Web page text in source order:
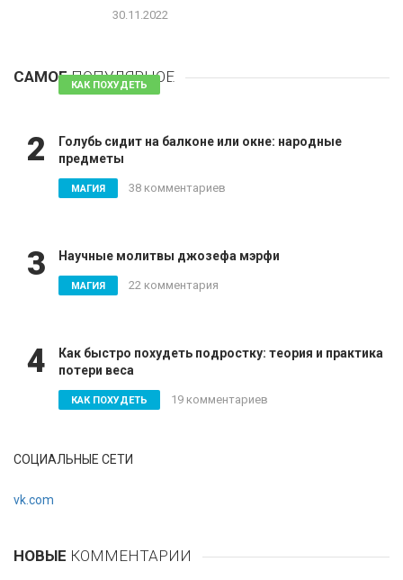
30.11.2022
САМОЕПОПУЛЯРНОЕ
КАК ПОХУДЕТЬ 81 комментарий
2
Голубь сидит на балконе или окне: народные
предметы
МАГИЯ 38 комментариев
3 Научные молитвы джозефа мэрфи
МАГИЯ 22 комментария
4
Как быстро похудеть подростку: теория и практика
потери веса
КАК ПОХУДЕТЬ 19 комментариев
СОЦИАЛЬНЫЕ СЕТИ
vk.com
НОВЫЕ КОММЕНТАРИИ